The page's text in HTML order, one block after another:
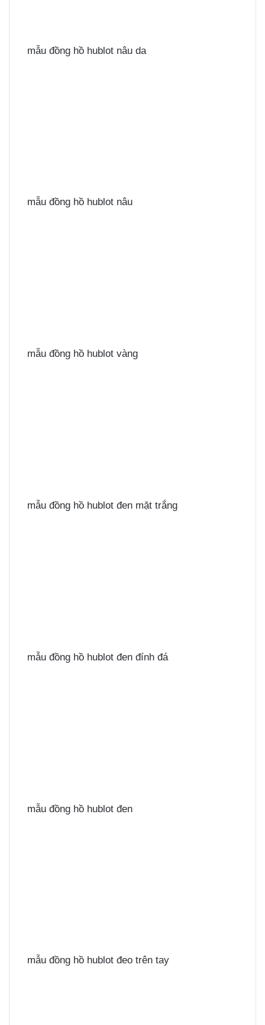
mẫu đồng hồ hublot nâu da
mẫu đồng hồ hublot nâu
mẫu đồng hồ hublot vàng
mẫu đồng hồ hublot đen mặt trắng
mẫu đồng hồ hublot đen đính đá
mẫu đồng hồ hublot đen
mẫu đồng hồ hublot đeo trên tay